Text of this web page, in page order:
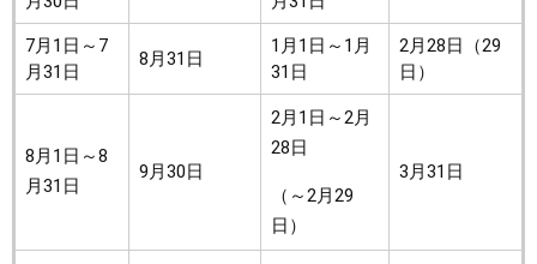
7月1日～7
月31日
8月31日
1月1日～1月
31日
2月28日（29
日）
8月1日～8
月31日
9月30日
2月1日～2月
28日
（～2月29
日）
3月31日